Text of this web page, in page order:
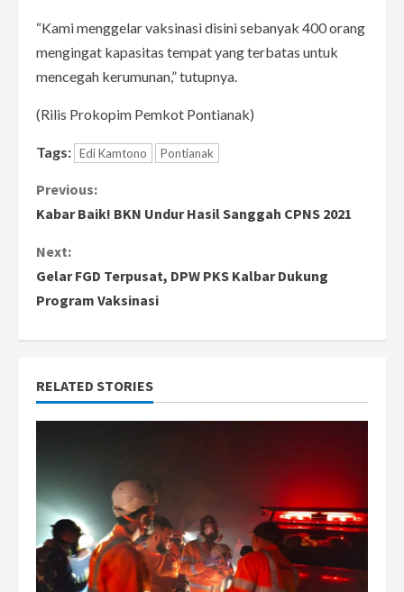
“Kami menggelar vaksinasi disini sebanyak 400 orang
mengingat kapasitas tempat yang terbatas untuk
mencegah kerumunan,” tutupnya.
(Rilis Prokopim Pemkot Pontianak)
Tags: Edi Kamtono Pontianak
C
n
t
i
n
u
e
R
e
a
Previous:
Kabar Baik! BKN Undur Hasil Sanggah CPNS 2021
Next:
Gelar FGD Terpusat, DPW PKS Kalbar Dukung
Program Vaksinasi
RELATED STORIES